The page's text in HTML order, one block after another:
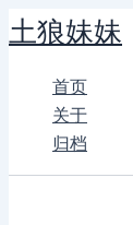
跳
至
土狼妹妹
首页
关于
归档